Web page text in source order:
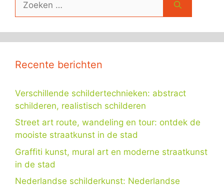
naar:
Recente berichten
Verschillende schildertechnieken: abstract
schilderen, realistisch schilderen
Street art route, wandeling en tour: ontdek de
mooiste straatkunst in de stad
Graffiti kunst, mural art en moderne straatkunst
in de stad
Nederlandse schilderkunst: Nederlandse